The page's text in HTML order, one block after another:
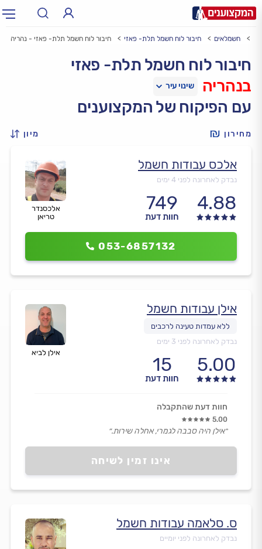
עירעיר: תל אביב, חיפה…
חשמלאים חיבור לוח חשמל תלת- פאזי חיבור לוח חשמל תלת- פאזי - נהריה
חיבור לוח חשמל תלת- פאזי
בנהריה
עם הפיקוח של המקצוענים
מחירון מיון
אלכסנדר
טריאן
אלכס עבודות חשמל
נבדק לאחרונה לפני 4 ימים
4.88
749
חוות דעת
053-6857132
אילן לביא
אילן עבודות חשמל
נבדק לאחרונה לפני 3 ימים
5.00
15
חוות דעת
אינו זמין לשיחה
חוות דעת שהתקבלה
5.00
״אילן היה סבבה לגמרי, אחלה שירות.״
ס. סלאמה עבודות חשמל
נבדק לאחרונה לפני יומיים